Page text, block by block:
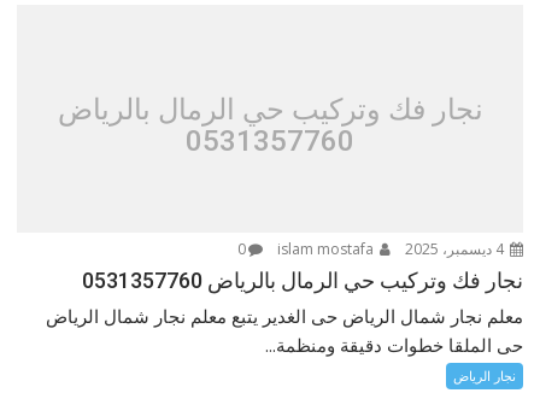
نجار فك وتركيب حي الرمال بالرياض
0531357760
4 ديسمبر، 2025 0
نجار فك وتركيب حي الرمال بالرياض 0531357760
معلم نجار شمال الرياض حى الغدير يتبع معلم نجار شمال الرياض
حى الملقا خطوات دقيقة ومنظمة...
نجار الرياض